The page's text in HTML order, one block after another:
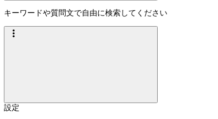
キーワードや質問文で自由に検索してください
設定